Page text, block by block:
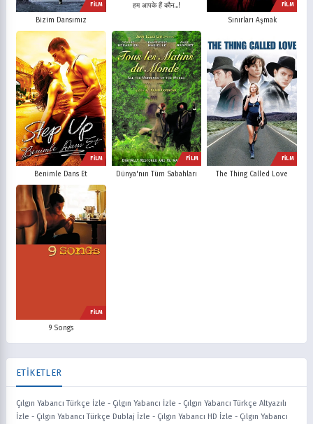
FİLM
Bizim Dansımız
हम आपके हैं कौन...! FİLM
Sınırları Aşmak
FİLM
Benimle Dans Et
FİLM
Dünya'nın Tüm Sabahları
FİLM
The Thing Called Love
FİLM
9 Songs
ETİKETLER
Çılgın Yabancı Türkçe İzle - Çılgın Yabancı İzle - Çılgın Yabancı Türkçe Altyazılı
İzle - Çılgın Yabancı Türkçe Dublaj İzle - Çılgın Yabancı HD İzle - Çılgın Yabancı